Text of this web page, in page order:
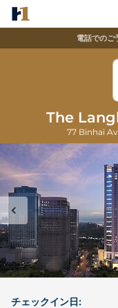
電話でのご
The
77 Binhai
チェックイン日: